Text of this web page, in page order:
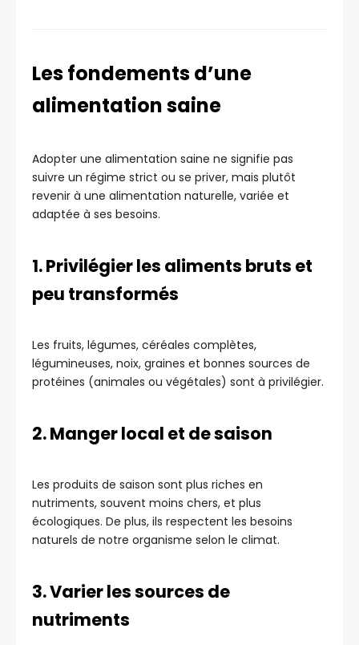
Les fondements d’une
alimentation saine
Adopter une alimentation saine ne signifie pas
suivre un régime strict ou se priver, mais plutôt
revenir à une alimentation naturelle, variée et
adaptée à ses besoins.
1. Privilégier les aliments bruts et
peu transformés
Les fruits, légumes, céréales complètes,
légumineuses, noix, graines et bonnes sources de
protéines (animales ou végétales) sont à privilégier.
2. Manger local et de saison
Les produits de saison sont plus riches en
nutriments, souvent moins chers, et plus
écologiques. De plus, ils respectent les besoins
naturels de notre organisme selon le climat.
3. Varier les sources de
nutriments